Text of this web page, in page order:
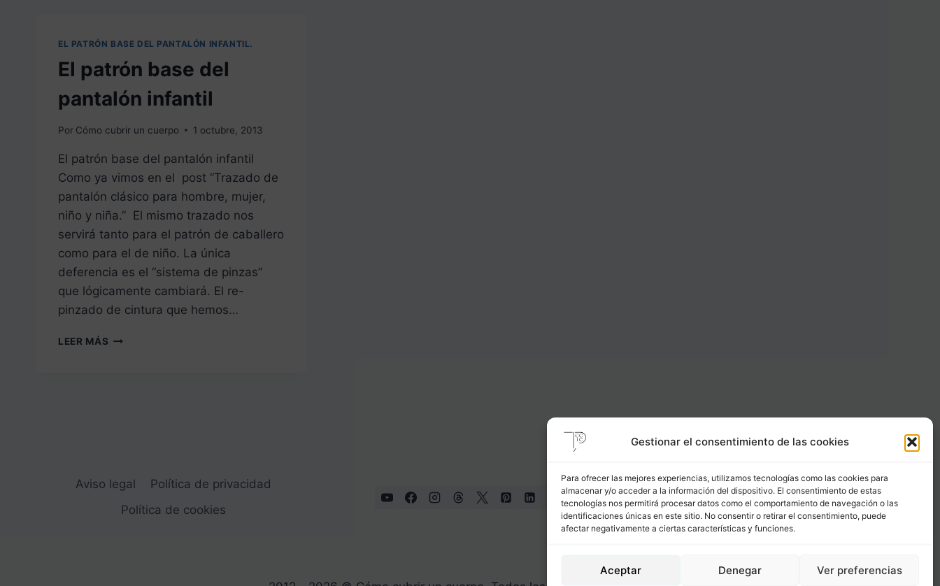
Gestionar el consentimiento de las cookies
Para ofrecer las mejores experiencias, utilizamos tecnologías como las cookies para
almacenar y/o acceder a la información del dispositivo. El consentimiento de estas
tecnologías nos permitirá procesar datos como el comportamiento de navegación o las
identificaciones únicas en este sitio. No consentir o retirar el consentimiento, puede
afectar negativamente a ciertas características y funciones.
Aceptar Denegar Ver preferencias
EL PATRÓN BASE DEL PANTALÓN INFANTIL.
El patrón base del
pantalón infantil
Por Cómo cubrir un cuerpo 1 octubre, 2013
El patrón base del pantalón infantil
Como ya vimos en el post “Trazado de
pantalón clásico para hombre, mujer,
niño y niña.” El mismo trazado nos
servirá tanto para el patrón de caballero
como para el de niño. La única
deferencia es el “sistema de pinzas”
que lógicamente cambiará. El re-
pinzado de cintura que hemos…
LEER MÁS
Aviso legal
Política de privacidad
Política de cookies
Carrer Provença, 183
Tel& Whatsapp
+34 - 683 23 53 59